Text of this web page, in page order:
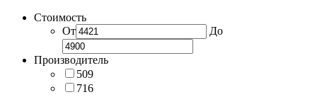
Стоимость
От
До
Производитель
509
716